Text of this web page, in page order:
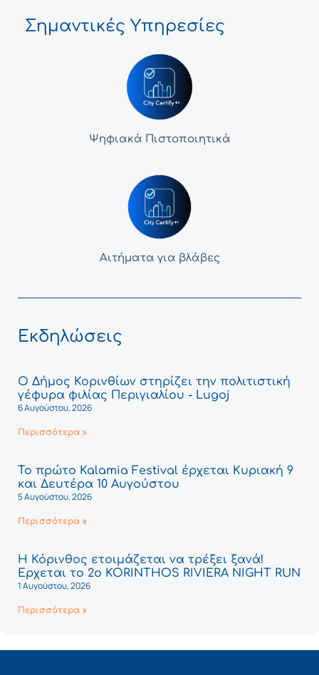
Σημαντικές Υπηρεσίες
Ψηφιακά Πιστοποιητικά
Αιτήματα για βλάβες
Εκδηλώσεις
Ο Δήμος Κορινθίων στηρίζει την πολιτιστική
γέφυρα φιλίας Περιγιαλίου - Lugoj
6 Αυγούστου, 2026
Περισσότερα »
Το πρώτο Kalamia Festival έρχεται Κυριακή 9
και Δευτέρα 10 Αυγούστου
5 Αυγούστου, 2026
Περισσότερα »
Η Κόρινθος ετοιμάζεται να τρέξει ξανά!
Έρχεται το 2ο KORINTHOS RIVIERA NIGHT RUN
1 Αυγούστου, 2026
Περισσότερα »